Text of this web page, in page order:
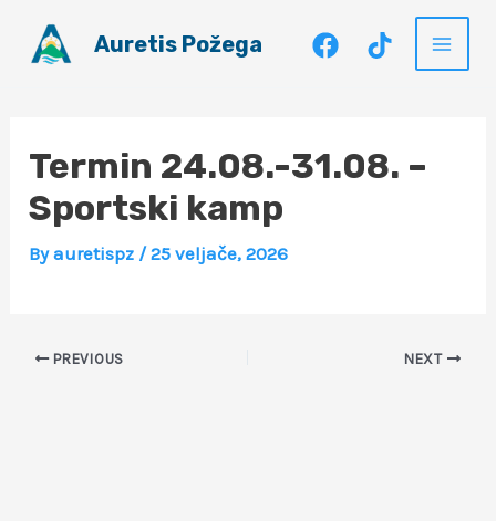
Auretis Požega
Main
Termin 24.08.-31.08. –
Sportski kamp
Byauretispz /25 veljače, 2026
PREVIOUS NEXT